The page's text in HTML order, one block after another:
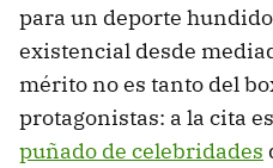
para un deporte
existencial desde
mérito no es tanto del
protagonistas: a la cita
puñado de celebridades